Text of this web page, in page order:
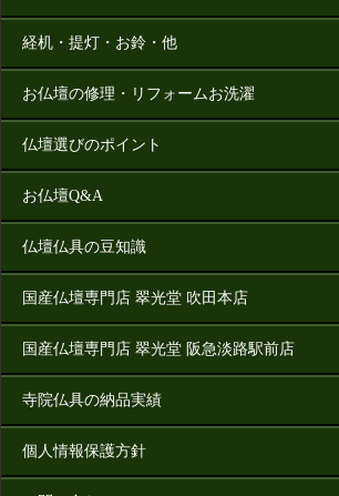
経机・提灯・お鈴・他
お仏壇の修理・リフォームお洗濯
仏壇選びのポイント
お仏壇Q&A
仏壇仏具の豆知識
国産仏壇専門店 翠光堂 吹田本店
国産仏壇専門店 翠光堂 阪急淡路駅前店
寺院仏具の納品実績
個人情報保護方針